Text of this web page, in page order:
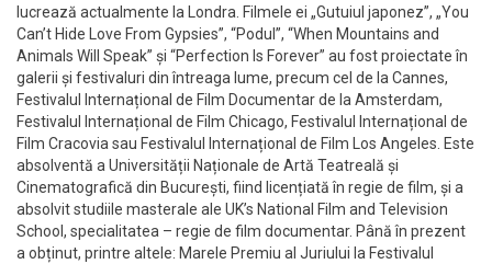
lucrează actualmente la Londra. Filmele ei „Gutuiul japonez”, „You
Can’t Hide Love From Gypsies”, “Podul”, “When Mountains and
Animals Will Speak” și “Perfection Is Forever” au fost proiectate în
galerii și festivaluri din întreaga lume, precum cel de la Cannes,
Festivalul Internațional de Film Documentar de la Amsterdam,
Festivalul Internațional de Film Chicago, Festivalul Internațional de
Film Cracovia sau Festivalul Internațional de Film Los Angeles. Este
absolventă a Universității Naționale de Artă Teatreală și
Cinematografică din București, fiind licențiată în regie de film, și a
absolvit studiile masterale ale UK’s National Film and Television
School, specialitatea – regie de film documentar. Până în prezent
a obținut, printre altele: Marele Premiu al Juriului la Festivalul